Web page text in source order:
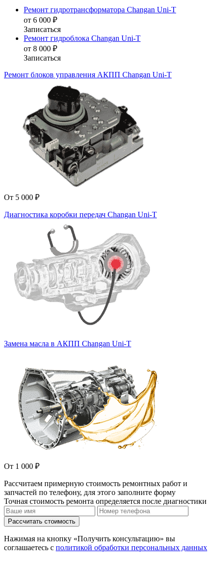
Ремонт гидротрансформатора Changan Uni-T
от 6 000 ₽
Записаться
Ремонт гидроблока Changan Uni-T
от 8 000 ₽
Записаться
Ремонт блоков управления АКПП Changan Uni-T
От 5 000 ₽
Диагностика коробки передач Changan Uni-T
Замена масла в АКПП Changan Uni-T
От 1 000 ₽
Рассчитаем примерную стоимость ремонтных работ и
запчастей по телефону, для этого заполните форму
Точная стоимость ремонта определяется после диагностики
Рассчитать стоимость
Нажимая на кнопку «Получить консультацию» вы
соглашаетесь с политикой обработки персональных данных